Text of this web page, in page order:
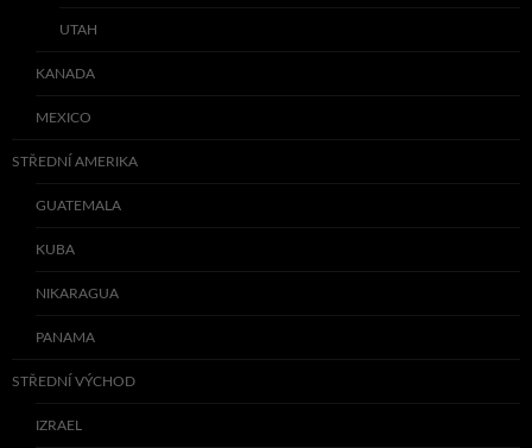
UTAH
KANADA
MEXICO
STŘEDNÍ AMERIKA
GUATEMALA
KUBA
NIKARAGUA
PANAMA
STŘEDNÍ VÝCHOD
IZRAEL